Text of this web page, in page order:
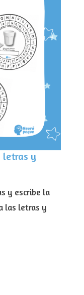
letras y
y escribe la
las letras y